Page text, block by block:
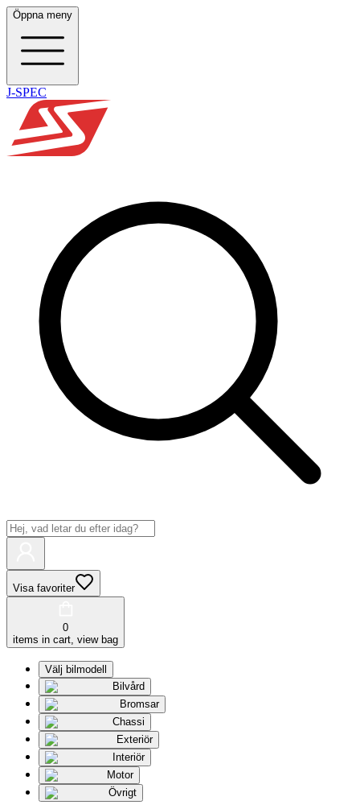
Öppna meny
J-SPEC
Visa favoriter
0
items in cart, view bag
Välj bilmodell
Bilvård
Bromsar
Chassi
Exteriör
Interiör
Motor
Övrigt